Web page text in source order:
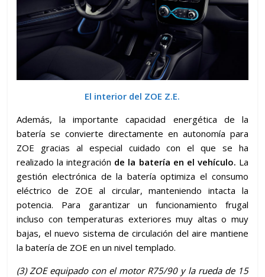
El interior del ZOE Z.E.
Además, la importante capacidad energética de la
batería se convierte directamente en autonomía para
ZOE gracias al especial cuidado con el que se ha
realizado la integración de la batería en el vehículo. La
gestión electrónica de la batería optimiza el consumo
eléctrico de ZOE al circular, manteniendo intacta la
potencia. Para garantizar un funcionamiento frugal
incluso con temperaturas exteriores muy altas o muy
bajas, el nuevo sistema de circulación del aire mantiene
la batería de ZOE en un nivel templado.
(3) ZOE equipado con el motor R75/90 y la rueda de 15